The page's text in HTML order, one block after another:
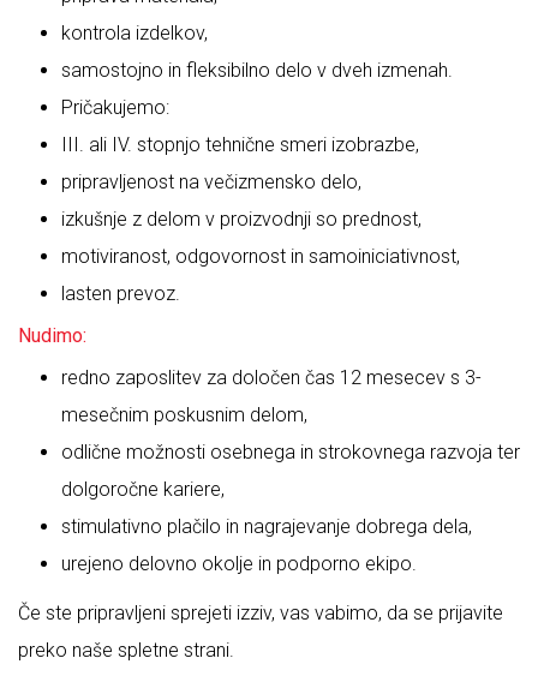
kontrola izdelkov,
samostojno in fleksibilno delo v dveh izmenah.
Pričakujemo:
III. ali IV. stopnjo tehnične smeri izobrazbe,
pripravljenost na večizmensko delo,
izkušnje z delom v proizvodnji so prednost,
motiviranost, odgovornost in samoiniciativnost,
lasten prevoz.
Nudimo:
redno zaposlitev za določen čas 12 mesecev s 3-
mesečnim poskusnim delom,
odlične možnosti osebnega in strokovnega razvoja ter
dolgoročne kariere,
stimulativno plačilo in nagrajevanje dobrega dela,
urejeno delovno okolje in podporno ekipo.
Če ste pripravljeni sprejeti izziv, vas vabimo, da se prijavite
preko naše spletne strani.